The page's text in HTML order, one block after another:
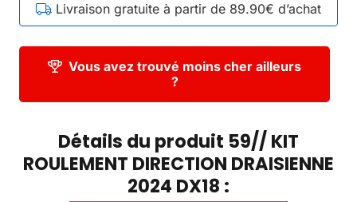
Livraison gratuite à partir de 89.90€ d’achat
Vous avez trouvé moins cher ailleurs
?
Détails du produit 59// KIT
ROULEMENT DIRECTION DRAISIENNE
2024 DX18 :